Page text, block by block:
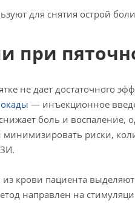
для снятия острой
при
не дает достаточного
— инъекционное
боль и
риски,
из крови пациента
направлен на